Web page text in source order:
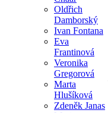
Oldřich
Damborský
Ivan Fontana
Eva
Frantinová
Veronika
Gregorová
Marta
Hlušíková
Zdeněk Janas